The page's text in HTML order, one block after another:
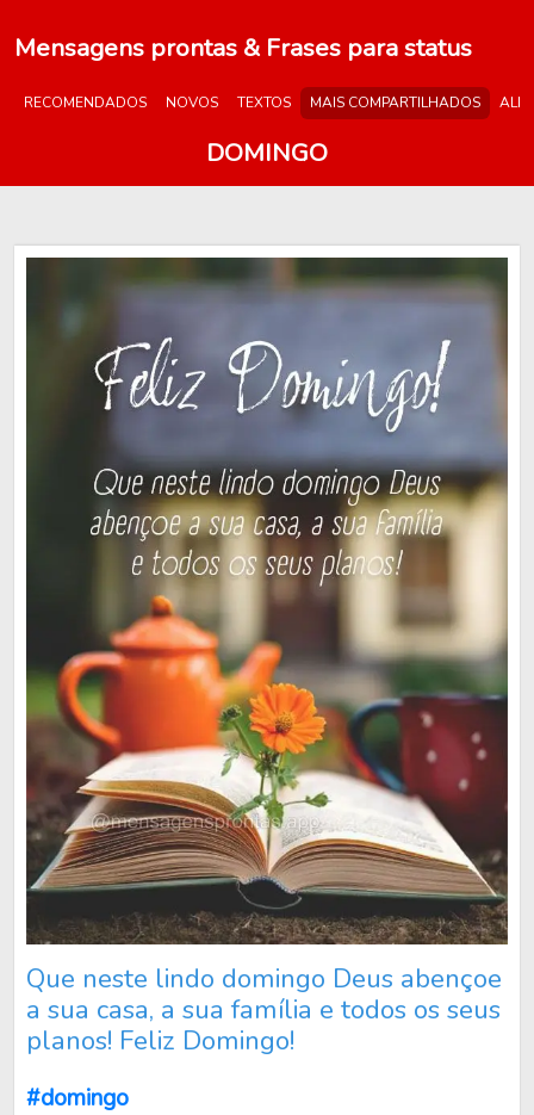
Mensagens prontas & Frases para status
RECOMENDADOS NOVOS TEXTOS MAIS COMPARTILHADOS
DOMINGO
Que neste lindo domingo Deus abençoe
a sua casa, a sua família e todos os seus
planos! Feliz Domingo!
#domingo